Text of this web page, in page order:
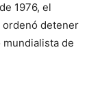
1976, el
ordenó detener
de